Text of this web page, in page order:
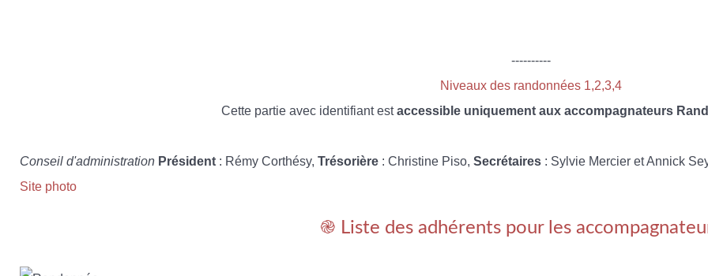
----------
Niveaux des randonnées 1,2,3,4
Cette partie avec identifiant estaccessible uniquement aux accompagnateurs
Conseil d'administration Président : Rémy Corthésy, Trésorière : Christine Piso, Secrétaires : Sylvie Mercier et Annick
Site photo
֎ Liste des adhérents pour les